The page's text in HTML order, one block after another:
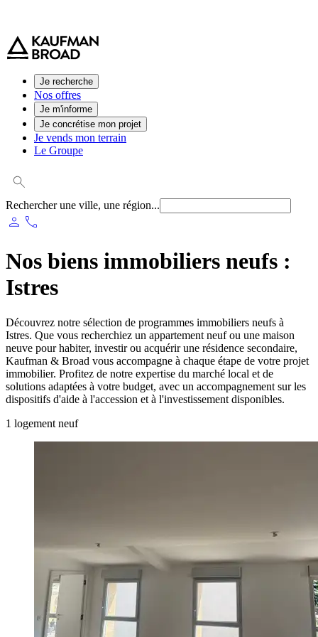
Je recherche
Nos offres
Je m'informe
Je concrétise mon projet
Je vends mon terrain
Le Groupe
Rechercher une ville, une région...
person phone
Nos biens immobiliers neufs :
Istres
Découvrez notre sélection de programmes immobiliers neufs à
Istres. Que vous recherchiez un appartement neuf ou une maison
neuve pour habiter, investir ou acquérir une résidence secondaire,
Kaufman & Broad vous accompagne à chaque étape de votre projet
immobilier. Profitez de notre expertise du marché local et de
solutions adaptées à votre budget, avec un accompagnement sur les
dispositifs d'aide à l'accession et à l'investissement disponibles.
1 logement neuf